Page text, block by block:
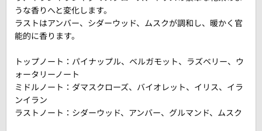
うな香りへと変化します。
ラストはアンバー、シダーウッド、ムスクが調和し、暖かく官
能的に香ります。
トップノート：パイナップル、ベルガモット、ラズベリー、ウ
ォータリーノート
ミドルノート：ダマスクローズ、バイオレット、イリス、イラ
ンイラン
ラストノート：シダーウッド、アンバー、グルマンド、ムスク